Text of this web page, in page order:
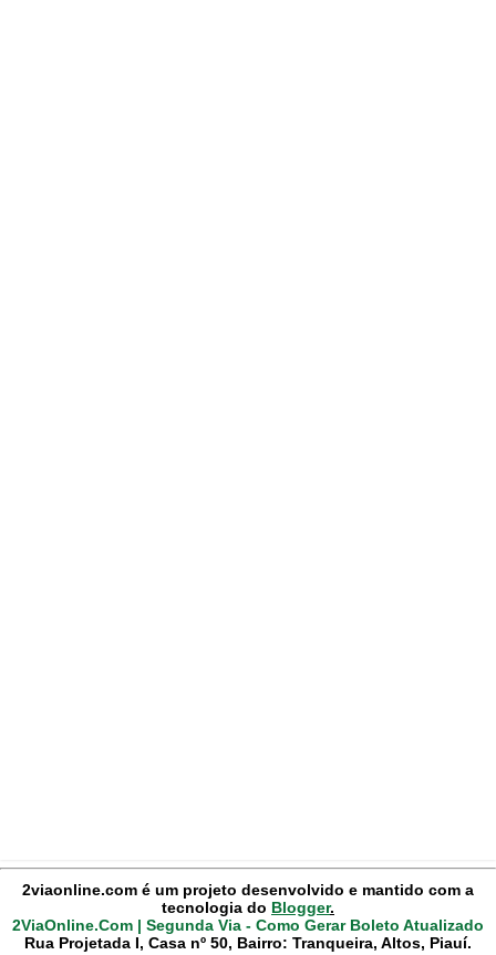
2viaonline.com é um projeto desenvolvido e mantido com a
tecnologia do Blogger.
2ViaOnline.Com | Segunda Via - Como Gerar Boleto Atualizado
Rua Projetada I, Casa nº 50, Bairro: Tranqueira, Altos, Piauí.